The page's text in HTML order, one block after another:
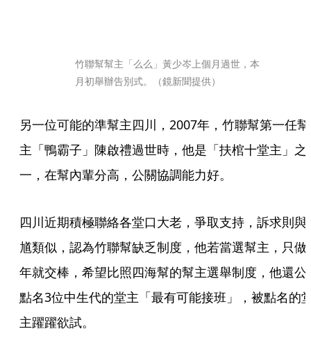
竹聯幫幫主「么么」黃少岑上個月過世，本
月初舉辦告別式。（鏡新聞提供）
另一位可能的準幫主四川，2007年，竹聯幫第一任幫
主「鴨霸子」陳啟禮過世時，他是「扶棺十堂主」之
一，在幫內輩分高，公關協調能力好。
四川近期積極聯絡各堂口大老，爭取支持，訴求則與
馗類似，認為竹聯幫缺乏制度，他若當選幫主，只做
年就交棒，希望比照四海幫的幫主選舉制度，他還公
點名3位中生代的堂主「最有可能接班」，被點名的
主躍躍欲試。